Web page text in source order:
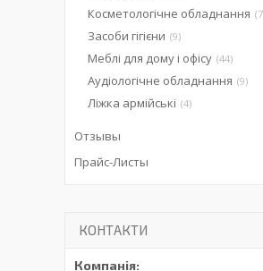
Косметологічне обладнання 7
Засоби гігієни 9
Меблі для дому і офісу 44
Аудіологічне обладнання 9
Ліжка армійські 4
Отзывы
Прайс-Листы
КОНТАКТИ